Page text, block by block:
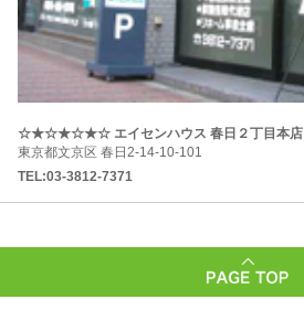
☆★☆★☆★☆ エイセンハウス 春日２丁目本店
東京都文京区 春日2-14-10-101
TEL:03-3812-7371